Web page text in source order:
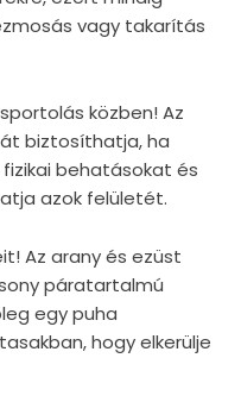
vagy takarítás
közben! Az
biztosíthatja, ha
behatásokat és
azok felületét.
Az arany és ezüst
páratartalmú
egy puha
hogy elkerülje